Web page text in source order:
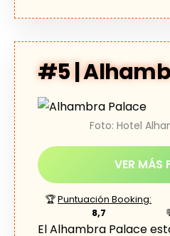
#5 |
Foto: Hotel
VER MÁS
🏆Puntuación Booking:
8,7
El Alhambra Palace